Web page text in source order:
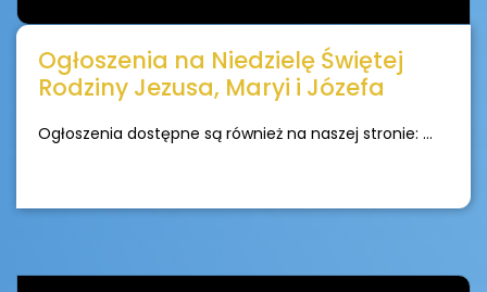
Ogłoszenia na Niedzielę Świętej
Rodziny Jezusa, Maryi i Józefa
Ogłoszenia dostępne są również na naszej stronie: ...